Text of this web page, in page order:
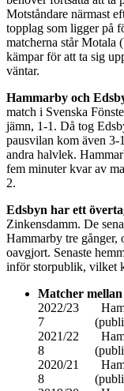
Motståndare närmast
topplag som ligger på
matcherna står Motala
kämpar för att ta sig
väntar.
Hammarby och
match i Svenska
jämn, 1-1. Då tog
pausvilan kom även
andra halvlek.
fem minuter kvar av
2.
Edsbyn har ett
Zinkensdamm. De
Hammarby tre gånger,
oavgjort. Senaste
inför storpublik, vilket
Matcher
2022/23
7 (publik
2021/22
8 (publik
2020/21
8 (publik